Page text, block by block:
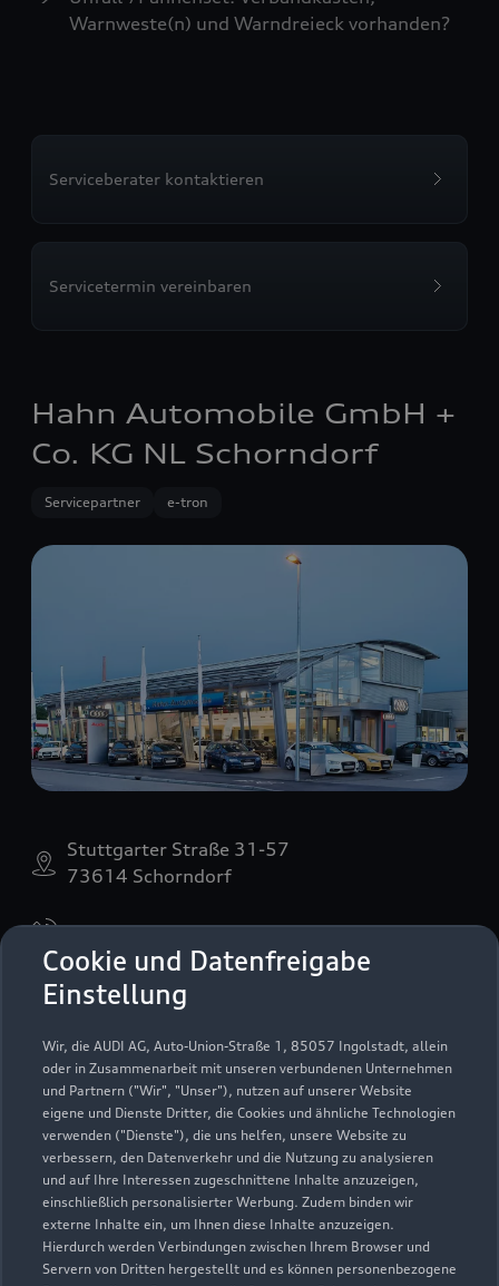
Cookie und Datenfreigabe
Einstellung
Wir, die AUDI AG, Auto-Union-Straße 1, 85057 Ingolstadt, allein
oder in Zusammenarbeit mit unseren verbundenen Unternehmen
und Partnern ("Wir", "Unser"), nutzen auf unserer Website
eigene und Dienste Dritter, die Cookies und ähnliche Technologien
verwenden ("Dienste"), die uns helfen, unsere Website zu
verbessern, den Datenverkehr und die Nutzung zu analysieren
und auf Ihre Interessen zugeschnittene Inhalte anzuzeigen,
einschließlich personalisierter Werbung. Zudem binden wir
externe Inhalte ein, um Ihnen diese Inhalte anzuzeigen.
Hierdurch werden Verbindungen zwischen Ihrem Browser und
Servern von Dritten hergestellt und es können personenbezogene
Warnweste(n) und Warndreieck vorhanden?
Serviceberater kontaktieren
Servicetermin vereinbaren
Hahn Automobile GmbH +
Co. KG NL Schorndorf
Servicepartner e-tron
Stuttgarter Straße 31-57
73614 Schorndorf
07181 40920
vw-schorndorf@hahn-automobile.de
Kontaktdaten herunterladen